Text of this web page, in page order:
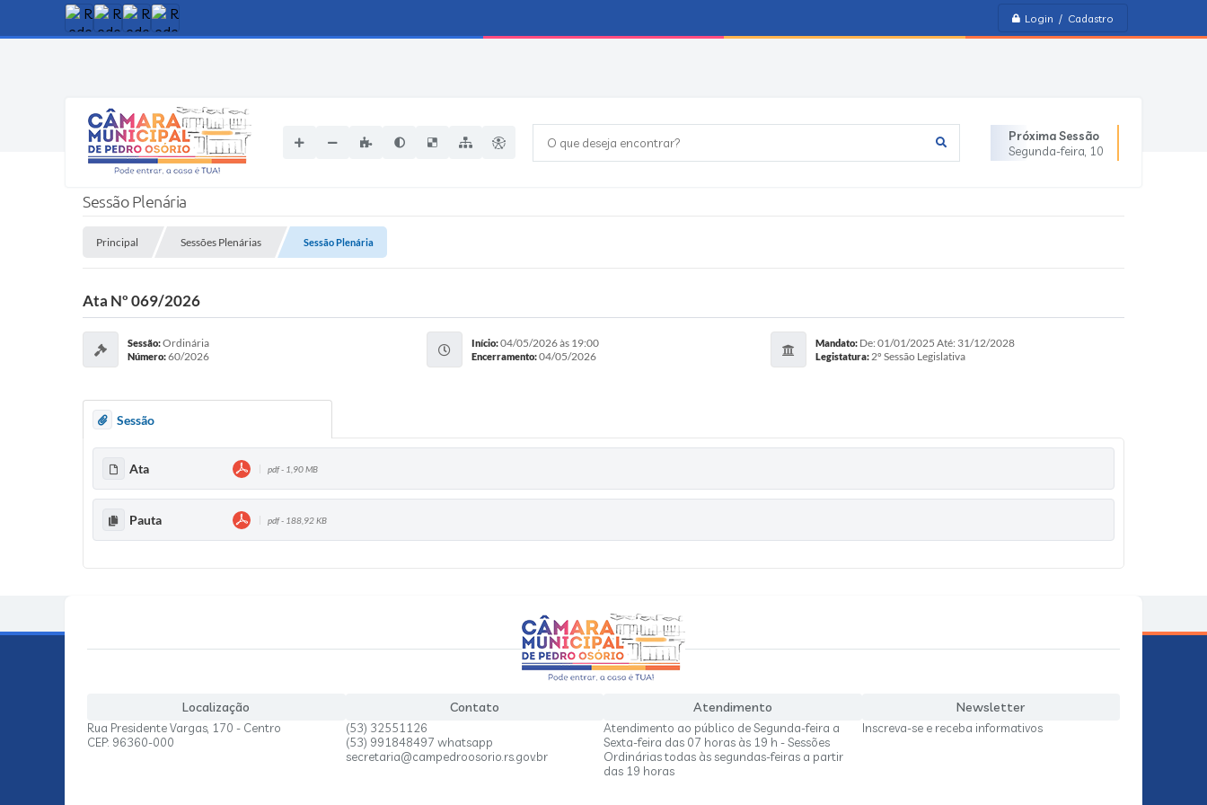
Login / Cadastro
O que deseja encontrar?
Próxima Sessão
Segunda-feira 10
Sessão Plenária
Principal Sessões Plenárias Sessão Plenária
Ata Nº 069/2026
Sessão:Ordinária
Número:60/2026
Início:04/05/2026 às 19:00
Encerramento:04/05/2026
Mandato:De: 01/01/2025 Até: 31/12/2028
Legistatura:2º Sessão Legislativa
Sessão
Ata pdf - 1,90 MB
Pauta pdf - 188,92 KB
Localização
Rua Presidente Vargas, 170 - Centro
CEP: 96360-000
Contato
(53) 32551126
(53) 991848497 whatsapp
secretaria@campedroosorio.rs.gov.br
Atendimento
Atendimento ao público de Segunda-feira a
Sexta-feira das 07 horas às 19 h - Sessões
Ordinárias todas às segundas-feiras a partir
das 19 horas
Newsletter
Inscreva-se e receba informativos